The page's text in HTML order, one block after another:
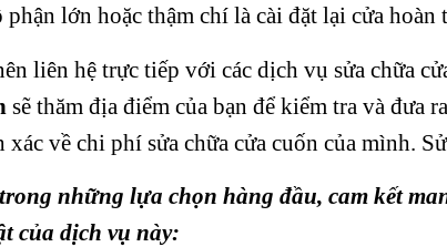
lớn hoặc thậm chí là cài đặt lại cửa hoàn
liên hệ trực tiếp với các dịch vụ sửa chữa
sẽ thăm địa điểm của bạn để kiểm tra và đưa
về chi phí sửa chữa cửa cuốn của mình.
những lựa chọn hàng đầu, cam kết
của dịch vụ này: